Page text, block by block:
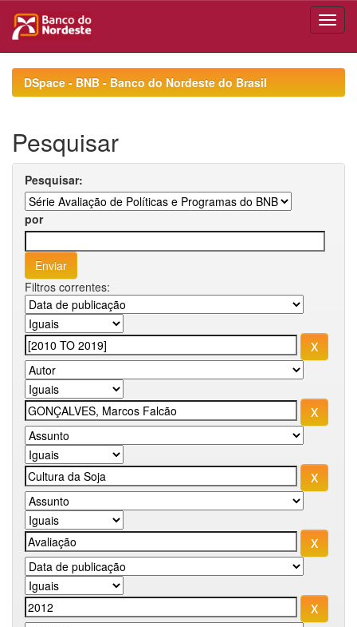
navigationDSpace - BNB - Banco do Nordeste do Brasil
Pesquisar
Pesquisar:
por
Filtros correntes: